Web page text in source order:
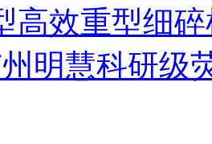
高效重型细
明慧科研级